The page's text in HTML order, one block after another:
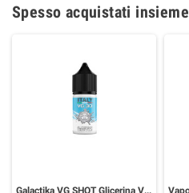
Spesso acquistati insieme
Galactika VG SHOT Glicerina Vegetale 30 ml